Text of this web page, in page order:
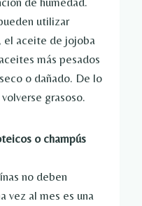
utilizar
el aceite de jojoba
más pesados
o dañado. De lo
grasoso.
o champús
no deben
vez al mes es una